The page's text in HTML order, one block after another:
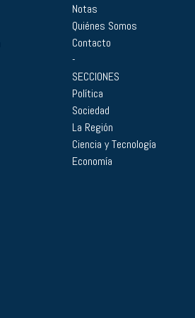
Notas
Quiénes Somos
Contacto
-
SECCIONES
Política
Sociedad
La Región
Ciencia y Tecnología
Economía